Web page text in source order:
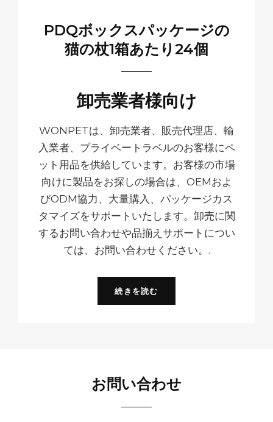
PDQボックスパッケージの
猫の杖1箱あたり24個
卸売業者様向け
WONPETは、卸売業者、販売代理店、輸
入業者、プライベートラベルのお客様にペ
ット用品を供給しています。お客様の市場
向けに製品をお探しの場合は、OEMおよ
びODM協力、大量購入、パッケージカス
タマイズをサポートいたします。卸売に関
するお問い合わせや品揃えサポートについ
ては、お問い合わせください。.
続きを読む
お問い合わせ
Magyar